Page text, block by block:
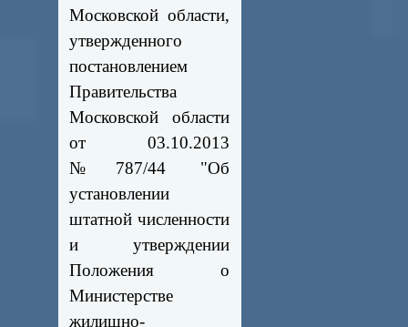
Московской области,
утвержденного
постановлением
Правительства
Московской области
от 03.10.2013
№787/44 "Об
установлении
штатной численности
и утверждении
Положения о
Министерстве
жилищно-